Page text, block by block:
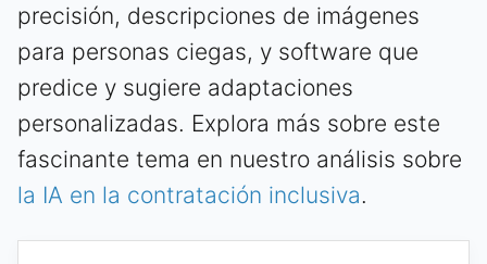
precisión, descripciones de imágenes
para personas ciegas, y software que
predice y sugiere adaptaciones
personalizadas. Explora más sobre este
fascinante tema en nuestro análisis sobre
la IA en la contratación inclusiva.